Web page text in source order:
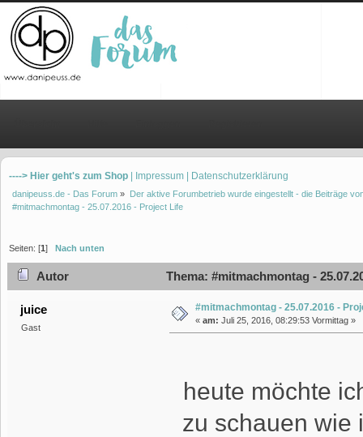
----> Hier geht's zum Shop | Impressum | Datenschutzerklärung
danipeuss.de - Das Forum » Der aktive Forumbetrieb wurde eingestellt - die Beiträge
#mitmachmontag - 25.07.2016 - Project Life
Seiten: [1] Nach unten
Autor Thema: #mitmachmontag -
juice
Gast
#mitmachmontag - 25.07.2016 -
« am: Juli 25, 2016, 08:29:53 Vormittag »
heute möchte
zu schauen wie